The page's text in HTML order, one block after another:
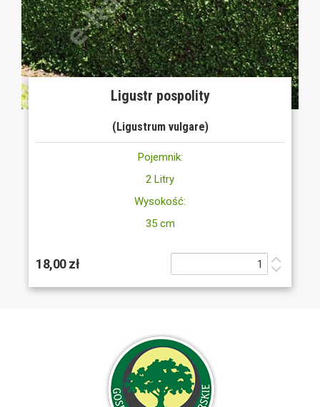
Ligustr pospolity
(Ligustrum vulgare)
Pojemnik:
2 Litry
Wysokość:
35 cm
18,00 zł